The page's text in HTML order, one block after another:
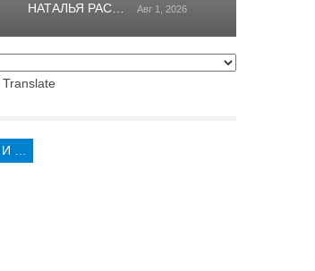
НАТАЛЬЯ РАСТОРГУЕВА Авг 1, 2026
Translate